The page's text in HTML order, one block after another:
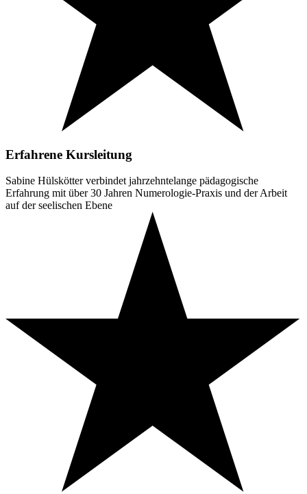
Erfahrene Kursleitung
Sabine Hülskötter verbindet jahrzehntelange pädagogische
Erfahrung mit über 30 Jahren Numerologie-Praxis und der Arbeit
auf der seelischen Ebene